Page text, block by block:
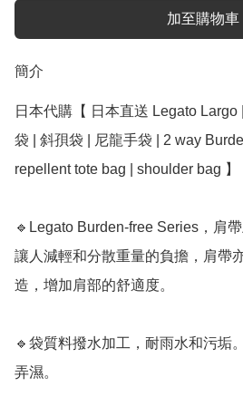
加至購物車
簡介
日本代購【 日本直送 Legato
袋 | 斜孭袋 | 尼龍手袋 | 2 way
repellent tote bag | shoulder bag 】
🔹Legato Burden-free Series，肩
讓人減輕和分散重量的負擔，肩帶
造，增加肩部的舒適度。
🔹袋質料撥水加工，耐雨水和污垢
弄濕。